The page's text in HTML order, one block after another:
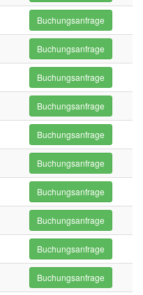
Buchungsanfrage
Buchungsanfrage
Buchungsanfrage
Buchungsanfrage
Buchungsanfrage
Buchungsanfrage
Buchungsanfrage
Buchungsanfrage
Buchungsanfrage
Buchungsanfrage